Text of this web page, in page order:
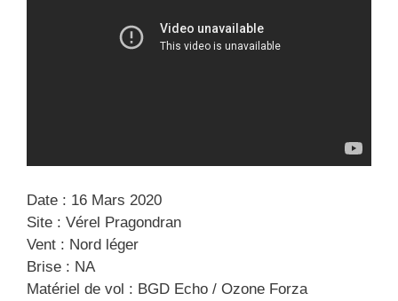
Date : 16 Mars 2020
Site : Vérel Pragondran
Vent : Nord léger
Brise : NA
Matériel de vol : BGD Echo / Ozone Forza